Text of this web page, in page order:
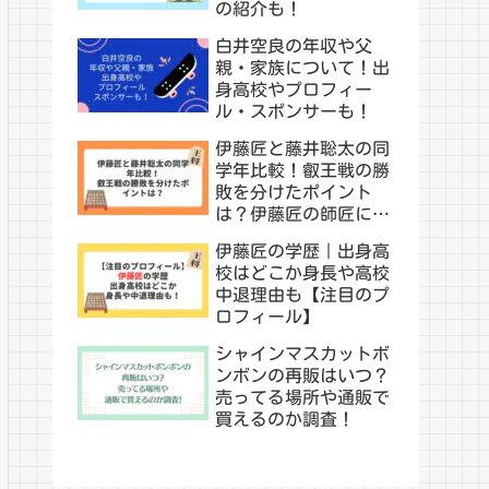
の紹介も！
白井空良の年収や父
親・家族について！出
身高校やプロフィー
ル・スポンサーも！
伊藤匠と藤井聡太の同
学年比較！叡王戦の勝
敗を分けたポイント
は？伊藤匠の師匠につ
伊藤匠の学歴｜出身高
校はどこか身長や高校
中退理由も【注目のプ
ロフィール】
シャインマスカットボ
ンボンの再販はいつ？
売ってる場所や通販で
買えるのか調査！